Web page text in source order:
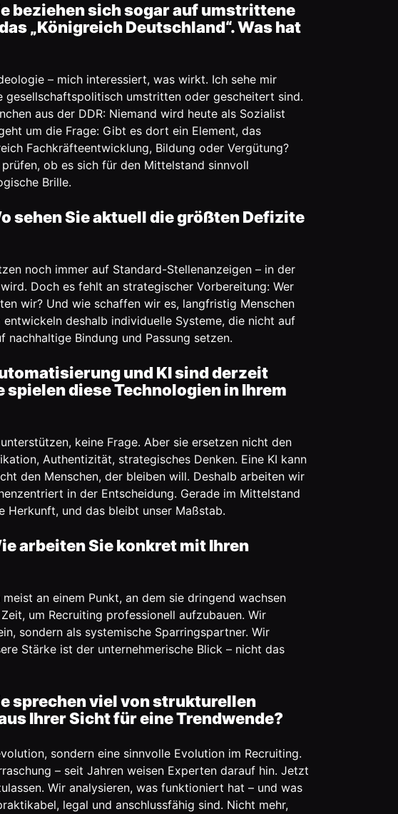
beziehen sich sogar auf umstrittene
„Königreich Deutschland“. Was hat
– mich interessiert, was wirkt. Ich sehe mir
gesellschaftspolitisch umstritten oder gescheitert sind.
aus der DDR: Niemand wird heute als Sozialist
um die Frage: Gibt es dort ein Element, das
Fachkräfteentwicklung, Bildung oder Vergütung?
ob es sich für den Mittelstand sinnvoll
Brille.
sehen Sie aktuell die größten Defizite
noch immer auf Standard-Stellenanzeigen – in der
Doch es fehlt an strategischer Vorbereitung: Wer
wir? Und wie schaffen wir es, langfristig Menschen
deshalb individuelle Systeme, die nicht auf
Bindung und Passung setzen.
und KI sind derzeit
spielen diese Technologien in Ihrem
keine Frage. Aber sie ersetzen nicht den
Authentizität, strategisches Denken. Eine KI kann
den Menschen, der bleiben will. Deshalb arbeiten wir
in der Entscheidung. Gerade im Mittelstand
Herkunft, und das bleibt unser Maßstab.
arbeiten Sie konkret mit Ihren
meist an einem Punkt, an dem sie dringend wachsen
um Recruiting professionell aufzubauen. Wir
sondern als systemische Sparringspartner. Wir
Stärke ist der unternehmerische Blick – nicht das
sprechen viel von strukturellen
Ihrer Sicht für eine Trendwende?
sondern eine sinnvolle Evolution im Recruiting.
– seit Jahren weisen Experten darauf hin. Jetzt
Wir analysieren, was funktioniert hat – und was
legal und anschlussfähig sind. Nicht mehr,